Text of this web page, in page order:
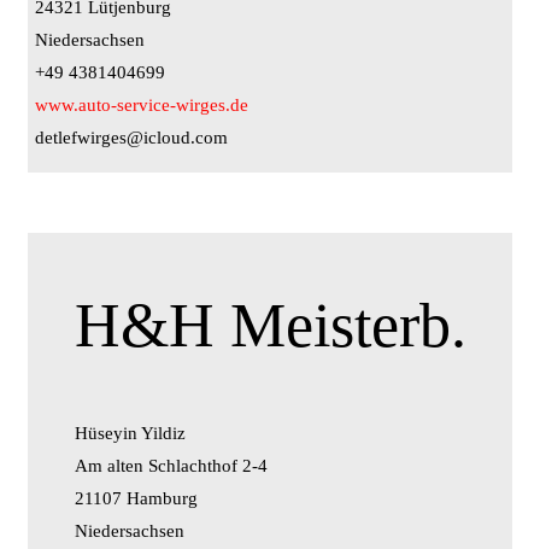
24321 Lütjenburg
Niedersachsen
+49 4381404699
www.auto-service-wirges.de
detlefwirges@icloud.com
H&H Meisterb.
Hüseyin Yildiz
Am alten Schlachthof 2-4
21107 Hamburg
Niedersachsen